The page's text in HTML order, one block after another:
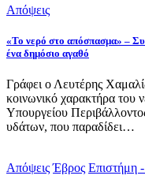
Απόψεις
«Το νερό στο απόσπασμα» –
ένα δημόσιο αγαθό
Γράφει ο Λευτέρης
κοινωνικό χαρακτήρα του
Υπουργείου
υδάτων, που παραδίδει…
Απόψεις Έβρος Επιστήμη